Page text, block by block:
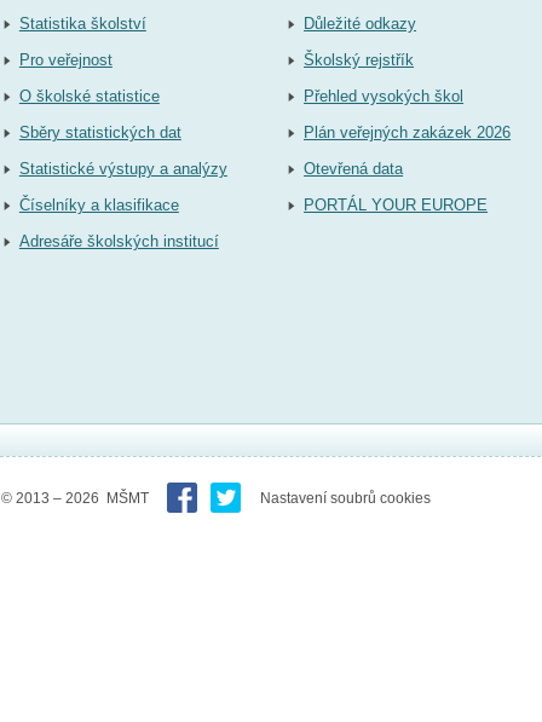
Statistika školství
Pro veřejnost
O školské statistice
Sběry statistických dat
Statistické výstupy a analýzy
Číselníky a klasifikace
Adresáře školských institucí
Důležité odkazy
Školský rejstřík
Přehled vysokých škol
Plán veřejných zakázek 2026
Otevřená data
PORTÁL YOUR EUROPE
© 2013 – 2026 MŠMT Nastavení soubrů cookies